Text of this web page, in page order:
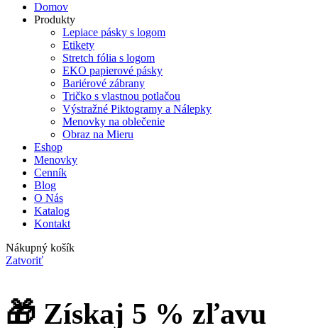
Domov
Produkty
Lepiace pásky s logom
Etikety
Stretch fólia s logom
EKO papierové pásky
Bariérové zábrany
Tričko s vlastnou potlačou
Výstražné Piktogramy a Nálepky
Menovky na oblečenie
Obraz na Mieru
Eshop
Menovky
Cenník
Blog
O Nás
Katalog
Kontakt
Nákupný košík
Zatvoriť
🎁 Získaj 5 % zľavu